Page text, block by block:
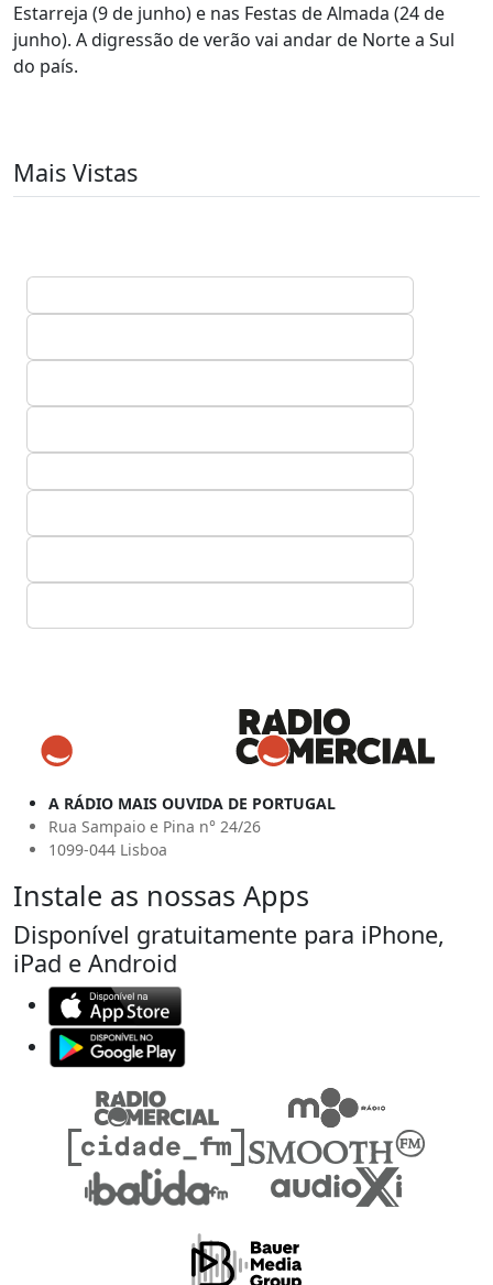
Estarreja (9 de junho) e nas Festas de Almada (24 de
junho). A digressão de verão vai andar de Norte a Sul
do país.
Mais Vistas
A RÁDIO MAIS OUVIDA DE PORTUGAL
Rua Sampaio e Pina n° 24/26
1099-044 Lisboa
Instale as nossas Apps
Disponível gratuitamente para iPhone,
iPad e Android